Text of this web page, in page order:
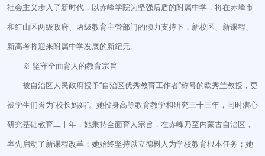
社会主义步入了新时代，以赤峰学院为坚强后盾的附属中学，将在赤峰市
和红山区两级政府、两级教育主管部门的倾力支持下，新校区、新课程、
新高考将迎来附属中学发展的新纪元。
※ 坚守全面育人的教育宗旨
被自治区人民政府授予“自治区优秀教育工作者”称号的欧秀兰教授，更
被学生们誉为“校长妈妈”。她投身高等教育教学和研究三十三年，同时潜心
研究基础教育二十年，她秉持全面育人宗旨，在赤峰乃至内蒙古自治区，
率先启动了新课程改革；她始终坚持以立德树人为学校教育根本任务；她